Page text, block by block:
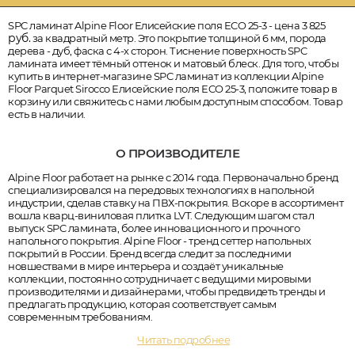
SPC ламинат Alpine Floor Елисейские поля ECO 25-3 - цена 3 825
руб.за квадратный метр. Это покрытие толщиной 6 мм, порода
дерева - дуб, фаска с 4-х сторон. Тиснение поверхность SPC
ламината имеет тёмный оттенок и матовый блеск. Для того, чтобы
купить в интернет-магазине SPC ламинат из коллекции Alpine
Floor Parquet Sirocco Елисейские поля ECO 25-3, положите товар в
корзину или свяжитесь с нами любым доступным способом. Товар
есть в наличии.
О ПРОИЗВОДИТЕЛЕ
Alpine Floor работает на рынке с 2014 года. Первоначально бренд
специализировался на передовых технологиях в напольной
индустрии, сделав ставку на ПВХ-покрытия. Вскоре в ассортимент
вошла кварц-виниловая плитка LVT. Следующим шагом стал
выпуск SPC ламината, более инновационного и прочного
напольного покрытия. Alpine Floor - тренд сеттер напольных
покрытий в России. Бренд всегда следит за последними
новшествами в мире интерьера и создаёт уникальные
коллекции, постоянно сотрудничает с ведущими мировыми
производителями и дизайнерами, чтобы предвидеть тренды и
предлагать продукцию, которая соответствует самым
современным требованиям.
Читать подробнее